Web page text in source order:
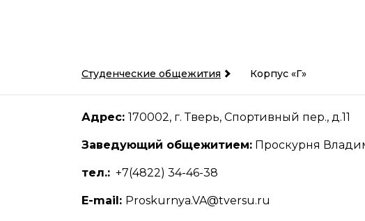
Студенческие общежития Корпус «Г»
Адрес: 170002, г. Тверь, Спортивный пер., д.11
Заведующий общежитием: Проскурня
тел.: +7(4822) 34-46-38
E-mail: Proskurnya.VA@tversu.ru